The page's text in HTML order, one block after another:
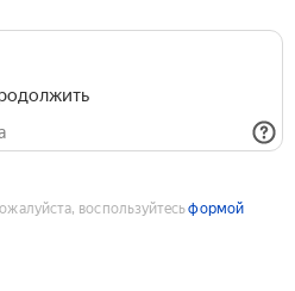
воспользуйтесьформой